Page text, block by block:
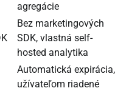
agregácie
Bez marketingových
SDK, vlastná self-
hosted analytika
Automatická expirácia,
užívateľom riadené